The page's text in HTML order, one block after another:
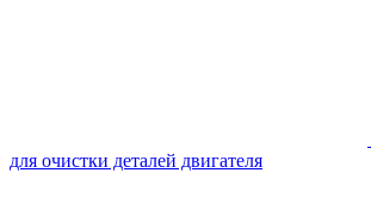
для очистки деталей двигателя